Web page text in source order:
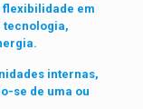
em
tecnologia,
internas,
se de uma ou